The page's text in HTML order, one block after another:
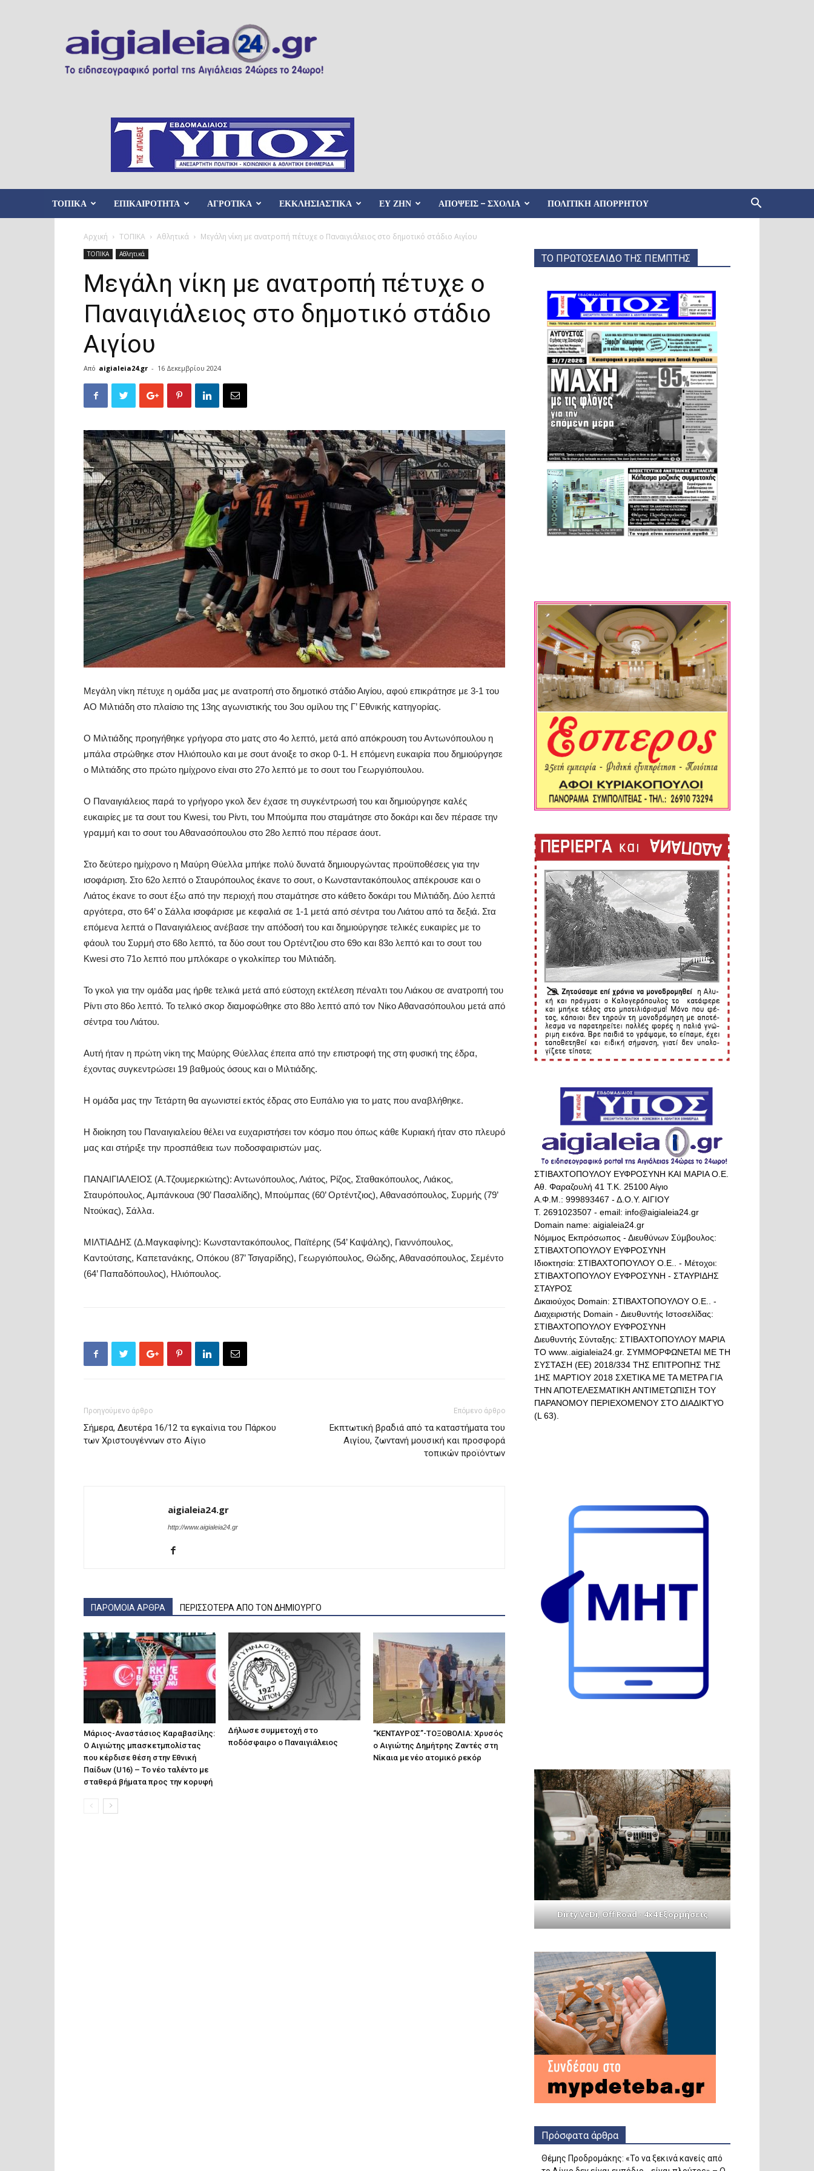
ΤΟΠΙΚΑ ΕΠΙΚΑΙΡΟΤΗΤΑ ΑΓΡΟΤΙΚΑ ΕΚΚΛΗΣΙΑΣΤΙΚΑ ΕΥ ΖΗΝ ΑΠΟΨΕΙΣ – ΣΧΟΛΙΑ ΠΟΛΙΤΙΚΉ ΑΠΟΡΡΉΤΟΥ
Αρχική ΤΟΠΙΚΑ Αθλητικά Μεγάλη νίκη με ανατροπή πέτυχε o Παναιγιάλειος στο δημοτικό στάδιο Αιγίου
ΤΟΠΙΚΑ Αθλητικά
Μεγάλη νίκη με ανατροπή πέτυχε o
Παναιγιάλειος στο δημοτικό στάδιο
Αιγίου
Από aigialeia24.gr - 16 Δεκεμβρίου 2024
Μεγάλη νίκη πέτυχε η ομάδα μας με ανατροπή στο δημοτικό στάδιο Αιγίου, αφού επικράτησε με 3-1 του
ΑΟ Μιλτιάδη στο πλαίσιο της 13ης αγωνιστικής του 3ου ομίλου της Γ’ Εθνικής κατηγορίας.
Ο Μιλτιάδης προηγήθηκε γρήγορα στο ματς στο 4ο λεπτό, μετά από απόκρουση του Αντωνόπουλου η
μπάλα στρώθηκε στον Ηλιόπουλο και με σουτ άνοιξε το σκορ 0-1. Η επόμενη ευκαιρία που δημιούργησε
ο Μιλτιάδης στο πρώτο ημίχρονο είναι στο 27ο λεπτό με το σουτ του Γεωργιόπουλου.
Ο Παναιγιάλειος παρά το γρήγορο γκολ δεν έχασε τη συγκέντρωσή του και δημιούργησε καλές
ευκαιρίες με τα σουτ του Kwesi, του Ρίντι, του Μπούμπα που σταμάτησε στο δοκάρι και δεν πέρασε την
γραμμή και το σουτ του Αθανασόπουλου στο 28ο λεπτό που πέρασε άουτ.
Στο δεύτερο ημίχρονο η Μαύρη Θύελλα μπήκε πολύ δυνατά δημιουργώντας προϋποθέσεις για την
ισοφάριση. Στο 62ο λεπτό ο Σταυρόπουλος έκανε το σουτ, ο Κωνσταντακόπουλος απέκρουσε και ο
Λιάτος έκανε το σουτ έξω από την περιοχή που σταμάτησε στο κάθετο δοκάρι του Μιλτιάδη. Δύο λεπτά
αργότερα, στο 64’ ο Σάλλα ισοφάρισε με κεφαλιά σε 1-1 μετά από σέντρα του Λιάτου από τα δεξιά. Στα
επόμενα λεπτά ο Παναιγιάλειος ανέβασε την απόδοσή του και δημιούργησε τελικές ευκαιρίες με το
φάουλ του Συρμή στο 68ο λεπτό, τα δύο σουτ του Ορτέντζιου στο 69ο και 83ο λεπτό και το σουτ του
Kwesi στο 71ο λεπτό που μπλόκαρε ο γκολκίπερ του Μιλτιάδη.
Το γκολ για την ομάδα μας ήρθε τελικά μετά από εύστοχη εκτέλεση πέναλτι του Λιάκου σε ανατροπή του
Ρίντι στο 86ο λεπτό. Το τελικό σκορ διαμοφώθηκε στο 88ο λεπτό από τον Νίκο Αθανασόπουλου μετά από
σέντρα του Λιάτου.
Αυτή ήταν η πρώτη νίκη της Μαύρης Θύελλας έπειτα από την επιστροφή της στη φυσική της έδρα,
έχοντας συγκεντρώσει 19 βαθμούς όσους και ο Μιλτιάδης.
Η ομάδα μας την Τετάρτη θα αγωνιστεί εκτός έδρας στο Ευπάλιο για το ματς που αναβλήθηκε.
Η διοίκηση του Παναιγιαλείου θέλει να ευχαριστήσει τον κόσμο που όπως κάθε Κυριακή ήταν στο πλευρό
μας και στήριξε την προσπάθεια των ποδοσφαιριστών μας.
ΠΑΝΑΙΓΙΑΛΕΙΟΣ (Α.Τζουμερκιώτης): Αντωνόπουλος, Λιάτος, Ρίζος, Σταθακόπουλος, Λιάκος,
Σταυρόπουλος, Αμπάνκουα (90’ Πασαλίδης), Μπούμπας (60’ Ορτέντζιος), Αθανασόπουλος, Συρμής (79’
Ντούκας), Σάλλα.
ΜΙΛΤΙΑΔΗΣ (Δ.Μαγκαφίνης): Κωνσταντακόπουλος, Παϊτέρης (54’ Καψάλης), Γιαννόπουλος,
Καντούτσης, Καπετανάκης, Οπόκου (87’ Τσιγαρίδης), Γεωργιόπουλος, Θώδης, Αθανασόπουλος, Σεμέντο
(64’ Παπαδόπουλος), Ηλιόπουλος.
Προηγούμενο άρθρο
Σήμερα, Δευτέρα 16/12 τα εγκαίνια του Πάρκου
των Χριστουγέννων στο Αίγιο
Επόμενο άρθρο
Εκπτωτική βραδιά από τα καταστήματα του
Αιγίου, ζωντανή μουσική και προσφορά
τοπικών προϊόντων
aigialeia24.gr
http://www.aigialeia24.gr
ΠΑΡΟΜΟΙΑ ΑΡΘΡΑ ΠΕΡΙΣΣΟΤΕΡΑ ΑΠΟ ΤΟΝ ΔΗΜΙΟΥΡΓΟ
Μάριος-Αναστάσιος Καραβασίλης:
Ο Αιγιώτης μπασκετμπολίστας
που κέρδισε θέση στην Εθνική
Παίδων (U16) – Το νέο ταλέντο με
σταθερά βήματα προς την κορυφή
Δήλωσε συμμετοχή στο
ποδόσφαιρο ο Παναιγιάλειος
“ΚΕΝΤΑΥΡΟΣ”-ΤΟΞΟΒΟΛΙΑ: Χρυσός
ο Αιγιώτης Δημήτρης Ζαντές στη
Νίκαια με νέο ατομικό ρεκόρ
ΤΟ ΠΡΩΤΟΣΕΛΙΔΟ ΤΗΣ ΠΕΜΠΤΗΣ
ΣΤΙΒΑΧΤΟΠΟΥΛΟΥ ΕΥΦΡΟΣΥΝΗ ΚΑΙ ΜΑΡΙΑ Ο.Ε.
Αθ. Φαραζουλή 41 Τ.Κ. 25100 Αίγιο
Α.Φ.Μ.: 999893467 - Δ.Ο.Υ. ΑΙΓΙΟΥ
Τ. 2691023507 - email: info@aigialeia24.gr
Domain name: aigialeia24.gr
Νόμιμος Εκπρόσωπος - Διευθύνων Σύμβουλος:
ΣΤΙΒΑΧΤΟΠΟΥΛΟΥ ΕΥΦΡΟΣΥΝΗ
Ιδιοκτησία: ΣΤΙΒΑΧΤΟΠΟΥΛΟΥ Ο.Ε.. - Μέτοχοι:
ΣΤΙΒΑΧΤΟΠΟΥΛΟΥ ΕΥΦΡΟΣΥΝΗ - ΣΤΑΥΡΙΔΗΣ
ΣΤΑΥΡΟΣ
Δικαιούχος Domain: ΣΤΙΒΑΧΤΟΠΟΥΛΟΥ Ο.Ε.. -
Διαχειριστής Domain - Διευθυντής Ιστοσελίδας:
ΣΤΙΒΑΧΤΟΠΟΥΛΟΥ ΕΥΦΡΟΣΥΝΗ
Διευθυντής Σύνταξης: ΣΤΙΒΑΧΤΟΠΟΥΛΟΥ ΜΑΡΙΑ
ΤΟ www..aigialeia24.gr. ΣΥΜΜΟΡΦΩΝΕΤΑΙ ΜΕ ΤΗ
ΣΥΣΤΑΣΗ (ΕΕ) 2018/334 ΤΗΣ ΕΠΙΤΡΟΠΗΣ ΤΗΣ
1ΗΣ ΜΑΡΤΙΟΥ 2018 ΣΧΕΤΙΚΑ ΜΕ ΤΑ ΜΕΤΡΑ ΓΙΑ
ΤΗΝ ΑΠΟΤΕΛΕΣΜΑΤΙΚΗ ΑΝΤΙΜΕΤΩΠΙΣΗ ΤΟΥ
ΠΑΡΑΝΟΜΟΥ ΠΕΡΙΕΧΟΜΕΝΟΥ ΣΤΟ ΔΙΑΔΙΚΤΥΟ
(L 63).
Dirty VeDi, Off Road - 4x4 Εξορμήσεις
Πρόσφατα άρθρα
Θέμης Προδρομάκης: «Το να ξεκινά κανείς από